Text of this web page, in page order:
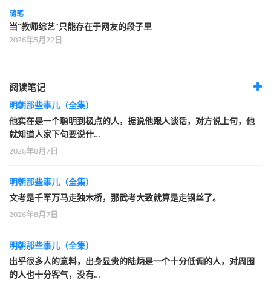
随笔
当“教师综艺”只能存在于网友的段子里
2026年5月22日
阅读笔记
明朝那些事儿（全集）
他实在是一个聪明到极点的人，据说他跟人谈话，对方说上句，他
就知道人家下句要说什…
2026年8月7日
明朝那些事儿（全集）
文考是千军万马走独木桥，那武考大致就算是走钢丝了。
2026年8月7日
明朝那些事儿（全集）
出乎很多人的意料，出身显贵的陆炳是一个十分低调的人，对周围
的人也十分客气，没有…